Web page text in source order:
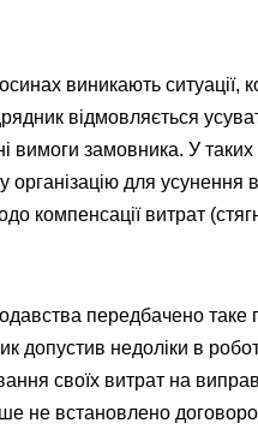
виникають
відмовляється
вимоги замовника. У
організацію для усунення
витрат
передбачено таке
допустив недоліки в
своїх витрат на
не встановлено